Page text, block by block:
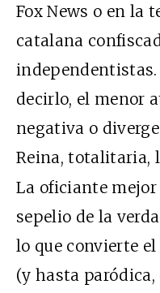
Fox News o en la
catalana
independentistas.
decirlo, el menor
negativa o
Reina, totalitaria,
La oficiante
sepelio de la
lo que convierte
(y hasta